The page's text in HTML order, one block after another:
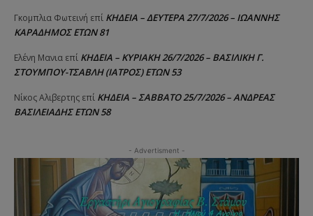
Γκομπλια Φωτεινή επί ΚΗΔΕΙΑ – ΔΕΥΤΕΡΑ 27/7/2026 – ΙΩΑΝΝΗΣ
ΚΑΡΑΔΗΜΟΣ ΕΤΩΝ 81
Ελένη Μανια επί ΚΗΔΕΙΑ – ΚΥΡΙΑΚΗ 26/7/2026 – ΒΑΣΙΛΙΚΗ Γ.
ΣΤΟΥΜΠΟΥ-ΤΣΑΒΛΗ (ΙΑΤΡΟΣ) ΕΤΩΝ 53
Νίκος Αλιβερτης επί ΚΗΔΕΙΑ – ΣΑΒΒΑΤΟ 25/7/2026 – ΑΝΔΡΕΑΣ
ΒΑΣΙΛΕΙΑΔΗΣ ΕΤΩΝ 58
- Advertisment -